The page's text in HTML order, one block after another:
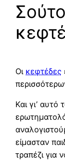
Οι κεφτέδες
Και γι’ αυτό
είμασταν
τραπέζι